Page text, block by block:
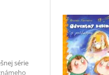
série